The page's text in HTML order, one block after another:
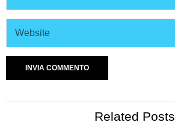
Related Posts